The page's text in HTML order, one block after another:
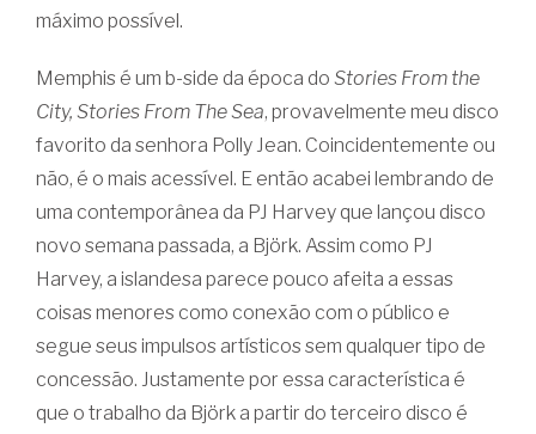
máximo possível.
Memphis é um b-side da época do Stories From the
City, Stories From The Sea, provavelmente meu disco
favorito da senhora Polly Jean. Coincidentemente ou
não, é o mais acessível. E então acabei lembrando de
uma contemporânea da PJ Harvey que lançou disco
novo semana passada, a Björk. Assim como PJ
Harvey, a islandesa parece pouco afeita a essas
coisas menores como conexão com o público e
segue seus impulsos artísticos sem qualquer tipo de
concessão. Justamente por essa característica é
que o trabalho da Björk a partir do terceiro disco é